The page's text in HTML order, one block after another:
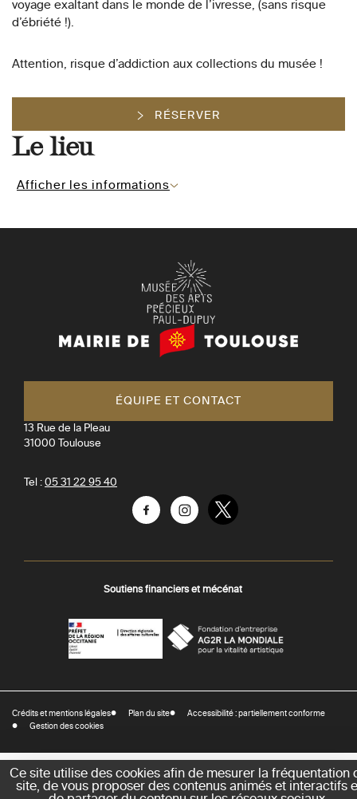
Ce site utilise des cookies afin de mesurer la fréquentation
site, de vous proposer des contenus animés et interactifs
voyage exaltant dans le monde de l’ivresse, (sans risque
d’ébriété !).
Attention, risque d’addiction aux collections du musée !
RÉSERVER
Le lieu
Afficher les informations
Mairie
de
ÉQUIPE ET CONTACT
13 Rue de la Pleau
31000
Toulouse
Tel : 05 31 22 95 40
FacebookInstagramTwitter
Soutiens financiers et mécénat
-
régionale
des
affaires
Crédits et mentions légales Plan du site
Accessibilité : partiellement conforme
Gestion des cookies